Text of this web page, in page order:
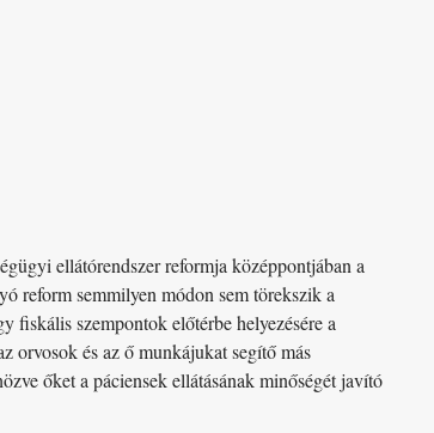
ellátórendszer reformja középpontjában a
reform semmilyen módon sem törekszik a
fiskális szempontok előtérbe helyezésére a
orvosok és az ő munkájukat segítő más
őket a páciensek ellátásának minőségét javító